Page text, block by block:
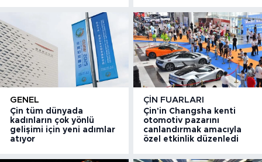
GENEL
Çin tüm dünyada
kadınların çok yönlü
gelişimi için yeni adımlar
atıyor
ÇIN FUARLARI
Çin'in Changsha kenti
otomotiv pazarını
canlandırmak amacıyla
özel etkinlik düzenledi